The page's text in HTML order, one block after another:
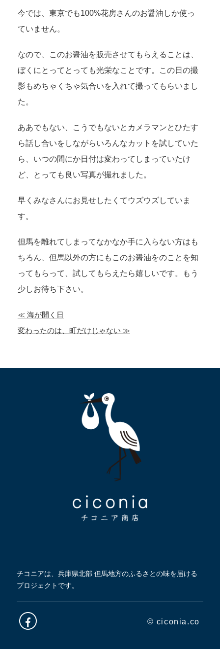
今では、東京でも100%花房さんのお醤油しか使っ
ていません。
なので、このお醤油を販売させてもらえることは、
ぼくにとってとっても光栄なことです。この日の撮
影もめちゃくちゃ気合いを入れて撮ってもらいまし
た。
ああでもない、こうでもないとカメラマンとひたす
ら話し合いをしながらいろんなカットを試していた
ら、いつの間にか日付は変わってしまっていたけ
ど、とっても良い写真が撮れました。
早くみなさんにお見せしたくてウズウズしていま
す。
但馬を離れてしまってなかなか手に入らない方はも
ちろん、但馬以外の方にもこのお醤油をのことを知
ってもらって、試してもらえたら嬉しいです。もう
少しお待ち下さい。
≪ 海が開く日
変わったのは、町だけじゃない ≫
チコニアは、兵庫県北部 但馬地方のふるさとの味を届ける
プロジェクトです。
© ciconia.co